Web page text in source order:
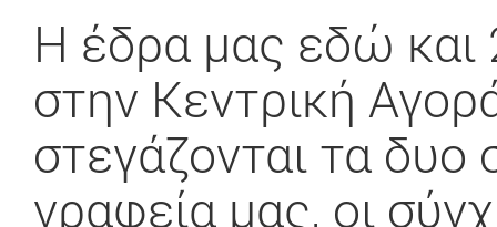
Η έδρα μας εδώ και
στην Κεντρική
στεγάζονται τα
γραφεία μας, οι